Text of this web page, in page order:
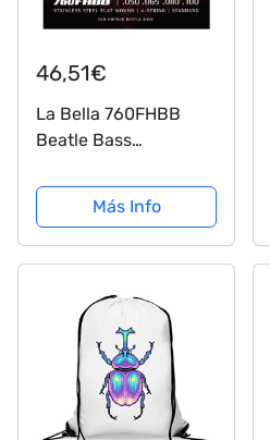
46,51€
La Bella 760FHBB
Beatle Bass
Más Info